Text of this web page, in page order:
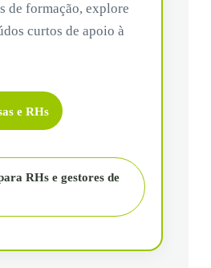
de formação, explore
curtos de apoio à
e RHs
RHs e gestores de